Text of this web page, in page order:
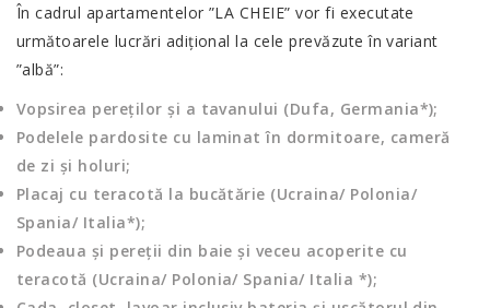
În cadrul apartamentelor ”LA CHEIE” vor fi executate
următoarele lucrări adițional la cele prevăzute în variant
”albă”:
Vopsirea pereților și a tavanului (Dufa, Germania*);
Podelele pardosite cu laminat în dormitoare, cameră
de zi şi holuri;
Placaj cu teracotă la bucătărie (Ucraina/ Polonia/
Spania/ Italia*);
Podeaua şi pereţii din baie şi veceu acoperite cu
teracotă (Ucraina/ Polonia/ Spania/ Italia *);